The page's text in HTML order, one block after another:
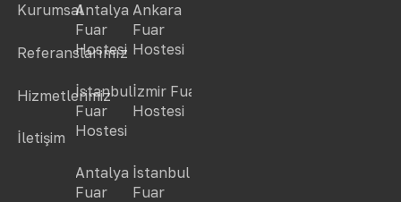
Kurumsal
Referanslarımız
Hizmetlerimiz
İletişim
Antalya
Fuar
Hostesi
İstanbul
Fuar
Hostesi
Antalya
Fuar
Ankara
Fuar
Hostesi
İzmir Fuar
Hostesi
İstanbul
Fuar